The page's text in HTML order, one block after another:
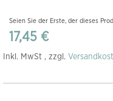
springen
Seien Sie der Erste, der dieses
17,45 €
Inkl. MwSt , zzgl.